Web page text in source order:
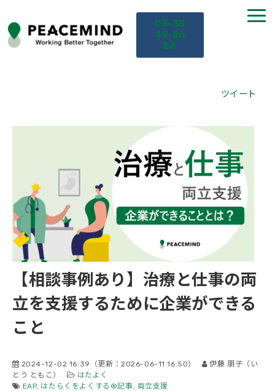
03-35
41-86
56
セミナー
お役立ち情報
導入事例
会社概要
ツイート
【相談事例あり】治療と仕事の両
立を支援するために企業ができる
こと
2024-12-02 16:39 （更新：2026-06-11 16:50）
伊藤 朋子（い
とう ともこ）
はたよく
EAP はたらくをよくする®記事 両立支援